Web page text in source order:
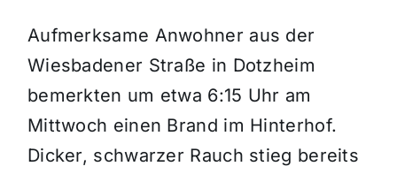
Gewinnspiele
Aufmerksame Anwohner aus der
Wiesbadener Straße in Dotzheim
bemerkten um etwa 6:15 Uhr am
Mittwoch einen Brand im Hinterhof.
Dicker, schwarzer Rauch stieg bereits